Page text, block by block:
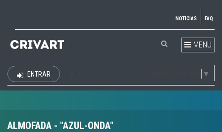
NOTICIAS FAQ
MENU
▼
ENTRAR
ALMOFADA - "AZUL-ONDA"